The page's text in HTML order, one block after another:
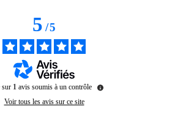
5/5
sur 1 avis soumis à un contrôle
Voir tous les avis sur ce site